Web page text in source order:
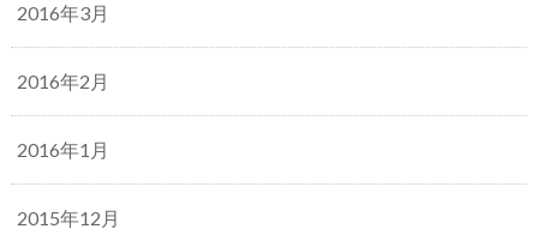
2016年3月
2016年2月
2016年1月
2015年12月